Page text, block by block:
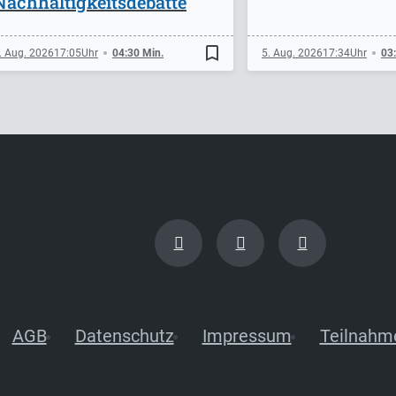
Aug. 202617:05 04:30 Min. bookmark_border 5. Aug. 202617:34
AGB Datenschutz Impressum